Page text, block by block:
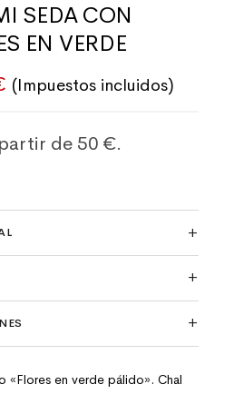
SEDA CON
EN VERDE
original era: 50,00€.
El precio actual es:
(Impuestos incluidos)
«Flores en verde pálido». Chal
de 50 €.